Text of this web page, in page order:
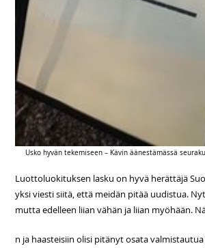
Usko hyvän tekemiseen – Kävin äänestämässä
Luottoluokituksen lasku on hyvä herättäjä
yksi viesti siitä, että meidän pitää uudistua.
mutta edelleen liian vähän ja liian myöhään.
n ja haasteisiin olisi pitänyt osata